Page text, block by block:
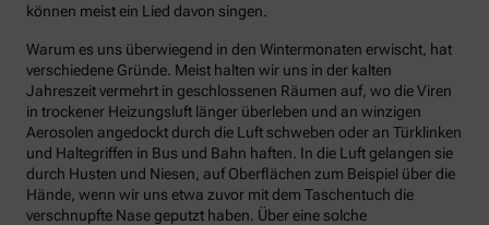
können meist ein Lied davon singen.
Warum es uns überwiegend in den Wintermonaten erwischt, hat
verschiedene Gründe. Meist halten wir uns in der kalten
Jahreszeit vermehrt in geschlossenen Räumen auf, wo die Viren
in trockener Heizungsluft länger überleben und an winzigen
Aerosolen angedockt durch die Luft schweben oder an Türklinken
und Haltegriffen in Bus und Bahn haften. In die Luft gelangen sie
durch Husten und Niesen, auf Oberflächen zum Beispiel über die
Hände, wenn wir uns etwa zuvor mit dem Taschentuch die
verschnupfte Nase geputzt haben. Über eine solche